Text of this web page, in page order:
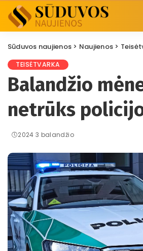
Sūduvos naujienos > Naujienos >
TEISĖTVARKA
Balandžio
netrūks
2024 3 balandžio